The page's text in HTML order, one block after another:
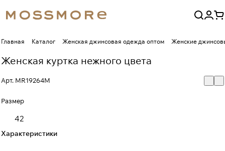
Главная Каталог Женская джинсовая одежда оптом Женские
Женская куртка нежного цвета
Арт. MR19264M
Размер
42
Характеристики